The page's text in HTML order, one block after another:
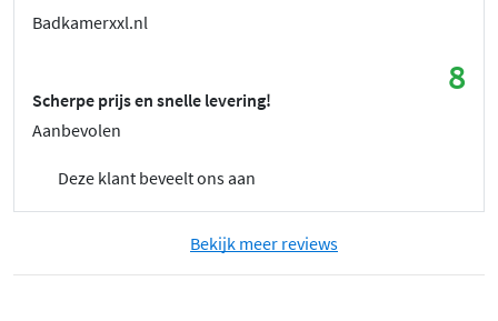
Badkamerxxl.nl
8
Scherpe prijs en snelle levering!
Aanbevolen
Deze klant beveelt ons aan
Bekijk meer reviews